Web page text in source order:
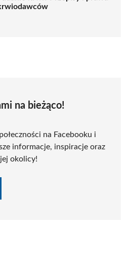
na bieżąco!
na Facebooku i
informacje, inspiracje oraz
okolicy!